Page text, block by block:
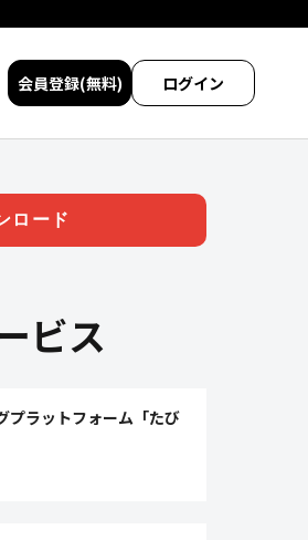
会員登録(無料) ログイン
ロード
ビス
プラットフォーム「たび